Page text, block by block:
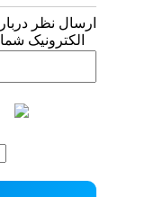
ارسال نظر
الکترونیک شما: